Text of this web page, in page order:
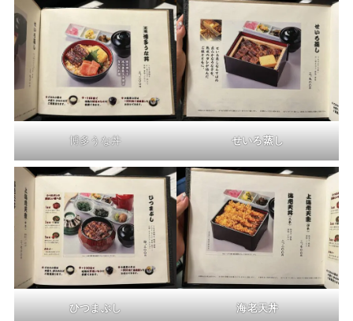
博多うな丼 せいろ蒸し
ひつまぶし 海老天丼